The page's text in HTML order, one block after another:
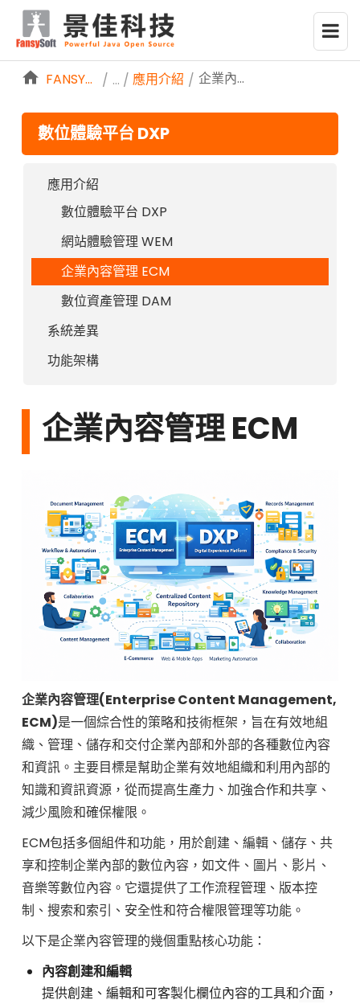
略過到內容
FANSYSOFTWEB / 應用介紹 / 企業內容管理 ECM
數位體驗平台 DXP
應用介紹
數位體驗平台 DXP
網站體驗管理 WEM
企業內容管理 ECM
數位資產管理 DAM
系統差異
功能架構
企業內容管理 ECM
企業內容管理(Enterprise Content Management,
ECM)是一個綜合性的策略和技術框架，旨在有效地組
織、管理、儲存和交付企業內部和外部的各種數位內容
和資訊。主要目標是幫助企業有效地組織和利用內部的
知識和資訊資源，從而提高生產力、加強合作和共享、
減少風險和確保權限。
ECM包括多個組件和功能，用於創建、編輯、儲存、共
享和控制企業內部的數位內容，如文件、圖片、影片、
音樂等數位內容。它還提供了工作流程管理、版本控
制、搜索和索引、安全性和符合權限管理等功能。
以下是企業內容管理的幾個重點核心功能：
內容創建和編輯
提供創建、編輯和可客製化欄位內容的工具和介面 ，